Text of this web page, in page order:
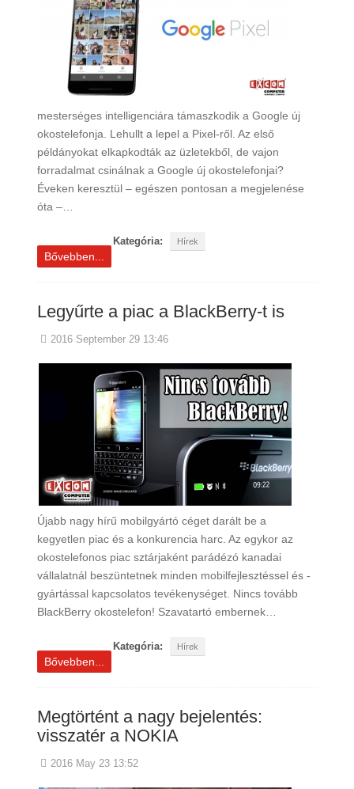
mesterséges intelligenciára támaszkodik a Google új
okostelefonja. Lehullt a lepel a Pixel-ről. Az első
példányokat elkapkodták az üzletekből, de vajon
forradalmat csinálnak a Google új okostelefonjai?
Éveken keresztül – egészen pontosan a megjelenése
óta –…
Kategória: Hírek
Bővebben...
Legyűrte a piac a BlackBerry-t is
2016 September 29 13:46
Újabb nagy hírű mobilgyártó céget darált be a
kegyetlen piac és a konkurencia harc. Az egykor az
okostelefonos piac sztárjaként parádézó kanadai
vállalatnál beszüntetnek minden mobilfejlesztéssel és -
gyártással kapcsolatos tevékenységet. Nincs tovább
BlackBerry okostelefon! Szavatartó embernek…
Kategória: Hírek
Bővebben...
Megtörtént a nagy bejelentés:
visszatér a NOKIA
2016 May 23 13:52